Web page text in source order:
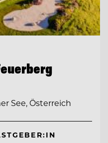
See, Österreich